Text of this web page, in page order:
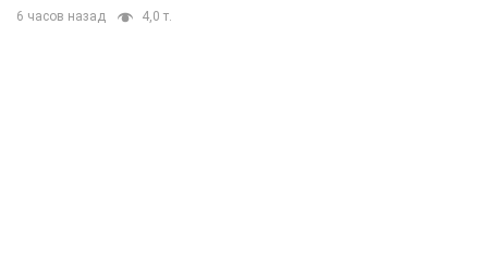
6 часов назад 4,0 т.